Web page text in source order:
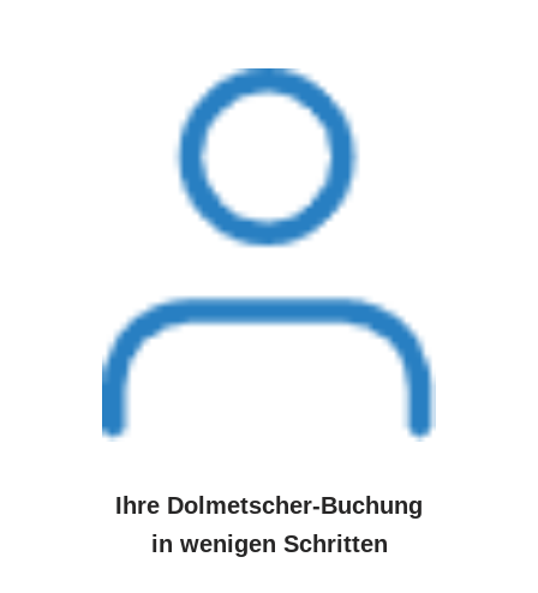
Ihre Dolmetscher-Buchung
in wenigen Schritten